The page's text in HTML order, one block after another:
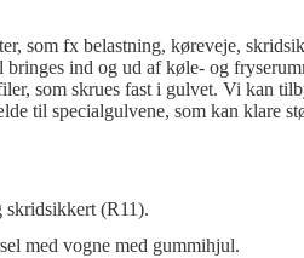
som fx belastning, køreveje,
ind og ud af køle- og
som skrues fast i gulvet. Vi kan
til specialgulvene, som kan klare
(R11).
med vogne med gummihjul.